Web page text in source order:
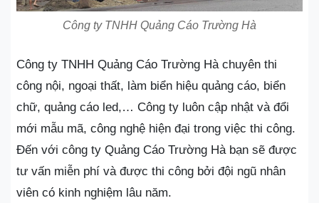
Công ty TNHH Quảng Cáo Trường Hà
Công ty TNHH Quảng Cáo Trường Hà chuyên thi
công nội, ngoại thất, làm biển hiệu quảng cáo, biển
chữ, quảng cáo led,… Công ty luôn cập nhật và đổi
mới mẫu mã, công nghệ hiện đại trong việc thi công.
Đến với công ty Quảng Cáo Trường Hà bạn sẽ được
tư vấn miễn phí và được thi công bởi đội ngũ nhân
viên có kinh nghiệm lâu năm.